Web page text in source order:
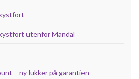
utenfor Mandal
– ny lukker på garantien